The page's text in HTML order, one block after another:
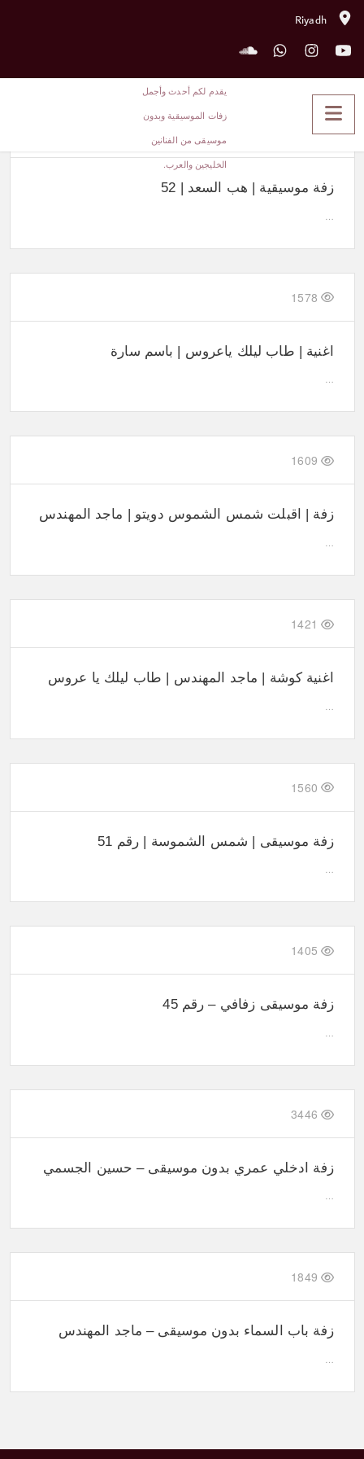
Riyadh
1909
زفة موسيقية | هب السعد | 52
1578
اغنية | طاب ليلك ياعروس | باسم سارة
…
1609
زفة | اقبلت شمس الشموس دويتو | ماجد المهندس
1421
اغنية كوشة | ماجد المهندس | طاب ليلك يا عروس
1560
زفة موسيقى | شمس الشموسة | رقم 51
…
1405
زفة موسيقى زفافي – رقم 45
3446
زفة ادخلي عمري بدون موسيقى – حسين الجسمي
…
1849
زفة باب السماء بدون موسيقى – ماجد المهندس